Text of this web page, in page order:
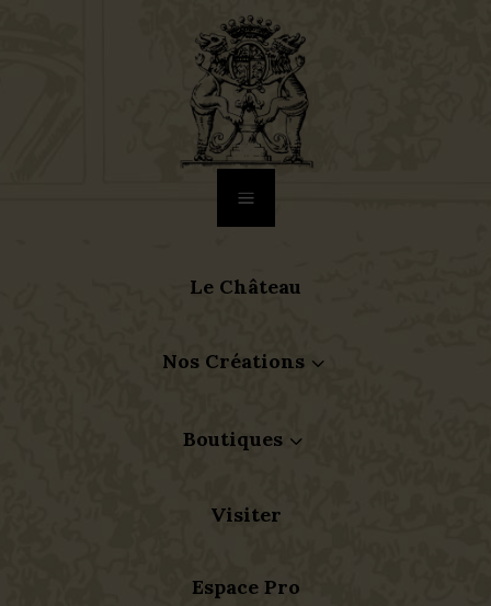
a
Le Château
3
Nos Créations
3
Boutiques
Visiter
Espace Pro